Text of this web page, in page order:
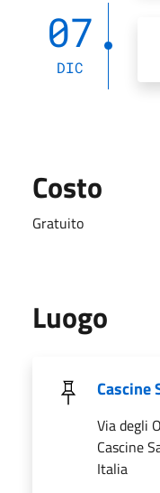
07
DIC
Costo
Gratuito
Luogo
Cascine
Via degli
Cascine
Italia